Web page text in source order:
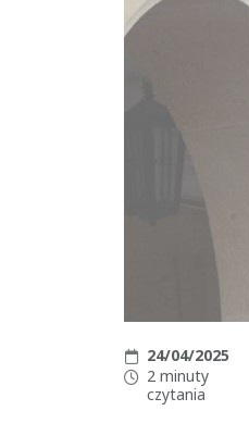
Data publikacji:
24/04/2025
Czas czytania:
2 minuty
czytania